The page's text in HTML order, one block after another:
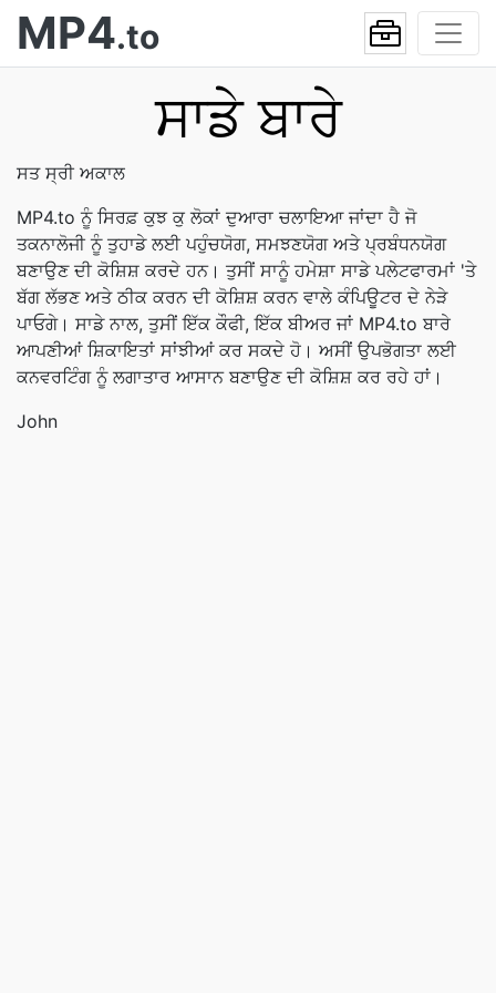
MP4.to
ਸਾਡੇ ਬਾਰੇ
ਸਤ ਸ੍ਰੀ ਅਕਾਲ
MP4.to ਨੂੰ ਸਿਰਫ਼ ਕੁਝ ਕੁ ਲੋਕਾਂ ਦੁਆਰਾ ਚਲਾਇਆ ਜਾਂਦਾ ਹੈ ਜੋ
ਤਕਨਾਲੋਜੀ ਨੂੰ ਤੁਹਾਡੇ ਲਈ ਪਹੁੰਚਯੋਗ, ਸਮਝਣਯੋਗ ਅਤੇ ਪ੍ਰਬੰਧਨਯੋਗ
ਬਣਾਉਣ ਦੀ ਕੋਸ਼ਿਸ਼ ਕਰਦੇ ਹਨ। ਤੁਸੀਂ ਸਾਨੂੰ ਹਮੇਸ਼ਾ ਸਾਡੇ ਪਲੇਟਫਾਰਮਾਂ 'ਤੇ
ਬੱਗ ਲੱਭਣ ਅਤੇ ਠੀਕ ਕਰਨ ਦੀ ਕੋਸ਼ਿਸ਼ ਕਰਨ ਵਾਲੇ ਕੰਪਿਊਟਰ ਦੇ ਨੇੜੇ
ਪਾਓਗੇ। ਸਾਡੇ ਨਾਲ, ਤੁਸੀਂ ਇੱਕ ਕੌਫੀ, ਇੱਕ ਬੀਅਰ ਜਾਂ MP4.to ਬਾਰੇ
ਆਪਣੀਆਂ ਸ਼ਿਕਾਇਤਾਂ ਸਾਂਝੀਆਂ ਕਰ ਸਕਦੇ ਹੋ। ਅਸੀਂ ਉਪਭੋਗਤਾ ਲਈ
ਕਨਵਰਟਿੰਗ ਨੂੰ ਲਗਾਤਾਰ ਆਸਾਨ ਬਣਾਉਣ ਦੀ ਕੋਸ਼ਿਸ਼ ਕਰ ਰਹੇ ਹਾਂ।
John